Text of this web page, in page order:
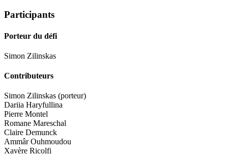
Participants
Porteur du défi
Simon Zilinskas
Contributeurs
Simon Zilinskas (porteur)
Dariia Haryfullina
Pierre Montel
Romane Mareschal
Claire Demunck
Ammâr Ouhmoudou
Xavère Ricolfi